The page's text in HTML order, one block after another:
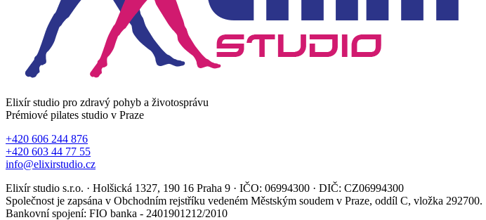
Elixír studio pro zdravý pohyb a životosprávu
Prémiové pilates studio v Praze
+420 606 244 876
+420 603 44 77 55
info@elixirstudio.cz
Elixír studio s.r.o. · Holšická 1327, 190 16 Praha 9 · IČO: 06994300 · DIČ: CZ06994300
Společnost je zapsána v Obchodním rejstříku vedeném Městským soudem v Praze, oddíl C, vložka 292700.
Bankovní spojení: FIO banka - 2401901212/2010